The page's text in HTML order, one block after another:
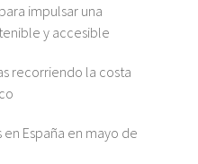
impulsar una
y accesible
recorriendo la costa
España en mayo de